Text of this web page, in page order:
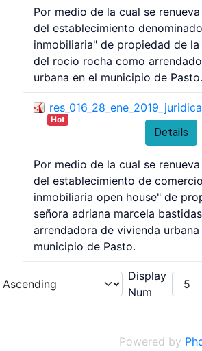
Por medio de la cual se
del establecimiento
inmobiliaria" de propiedad de
del rocio rocha como
urbana en el municipio de Pasto.
Hot
Details
Por medio de la cual se
del establecimiento de
inmobiliaria open house" de
señora adriana marcela
arrendadora de vivienda urbana
municipio de Pasto.
Display
Num
Powered by